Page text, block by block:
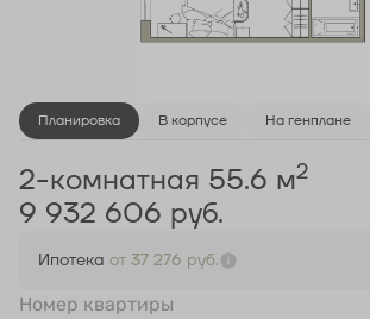
Планировка В корпусе На генплане
2-комнатная 55.6 м2
9 932 606 руб.
Ипотека от 37 276 руб.
Номер квартиры